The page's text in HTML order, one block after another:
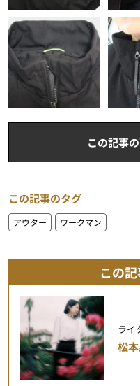
この記事
この記事のタグ
アウター ワークマン
この
ライ
松